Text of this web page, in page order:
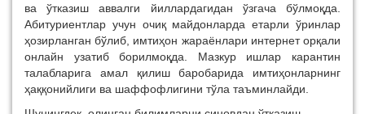
ва ўтказиш аввалги йиллардагидан ўзгача бўлмоқда.
Абитуриентлар учун очиқ майдонларда етарли ўринлар
ҳозирланган бўлиб, имтиҳон жараёнлари интернет орқали
онлайн узатиб борилмоқда. Мазкур ишлар карантин
талабларига амал қилиш баробарида имтиҳонларнинг
ҳаққонийлиги ва шаффофлигини тўла таъминлайди.